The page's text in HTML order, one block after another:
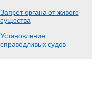
Запрет органа от живого
существа
Установление
справедливых судов